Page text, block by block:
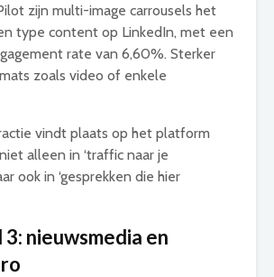
zijn multi-image carrousels het
type content op LinkedIn, met een
rate van 6,60%. Sterker
zoals video of enkele
vindt plaats op het platform
alleen in ‘traffic naar je
ook in ‘gesprekken die hier
nieuwsmedia en